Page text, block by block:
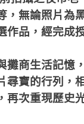
，無論照片為
作品，經完成
商生活記憶，
尋寶的行列，相
再次重現歷史